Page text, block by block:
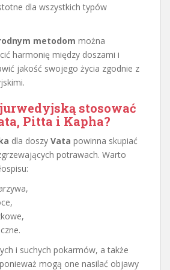
dla wszystkich typów
metodom można
harmonię między doszami i
jakość swojego życia zgodnie z
stosować
Pitta i Kapha?
dla doszy Vata powinna skupiać
potrawach. Warto
i suchych pokarmów, a także
mogą one nasilać objawy